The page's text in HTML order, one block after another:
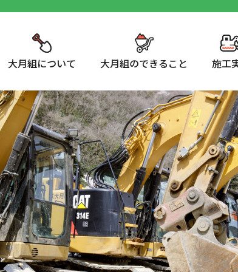
大月組について 大月組のできること 施工